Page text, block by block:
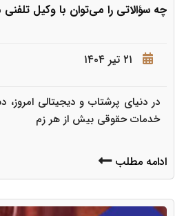
چه سؤالاتی را می‌توان با وکیل
۲۱ تیر ۱۴۰۴
در دنیای پرشتاب و دیجیتالی
خدمات حقوقی بیش از هر زم
ادامه مطلب